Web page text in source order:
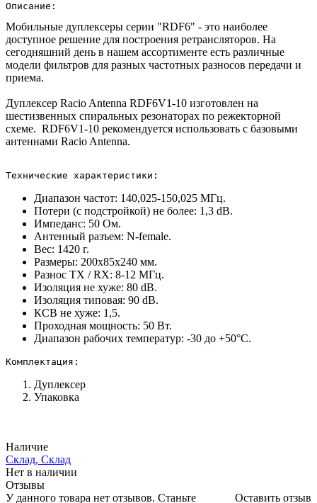
Описание:
Мобильные дуплексеры серии "RDF6" - это наиболее
доступное решение для построения ретрансляторов. На
сегодняшний день в нашем ассортименте есть различные
модели фильтров для разных частотных разносов передачи и
приема.
Дуплексер Racio Antenna RDF6V1-10 изготовлен на
шестизвенных спиральных резонаторах по режекторной
схеме. RDF6V1-10 рекомендуется использовать с базовыми
антеннами Racio Antenna.
Технические характеристики:
Диапазон частот: 140,025-150,025 МГц.
Потери (с подстройкой) не более: 1,3 dB.
Импеданс: 50 Ом.
Антенный разъем: N-female.
Вес: 1420 г.
Размеры: 200x85x240 мм.
Разнос TX / RX: 8-12 МГц.
Изоляция не хуже: 80 dB.
Изоляция типовая: 90 dB.
КСВ не хуже: 1,5.
Проходная мощность: 50 Вт.
Диапазон рабочих температур: -30 до +50°С.
Комплектация:
Дуплексер
Упаковка
Наличие
Склад, Склад
Нет в наличии
Отзывы
Оставить отзыв
У данного товара нет отзывов. Станьте